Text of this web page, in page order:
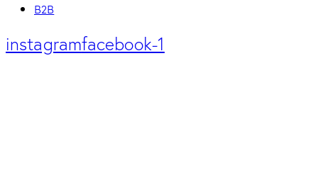
B2B
instagramfacebook-1